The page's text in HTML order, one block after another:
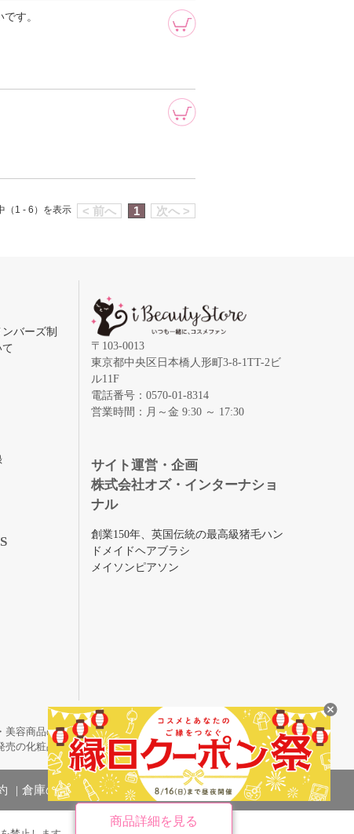
す。
< 前へ 1 次へ >
（1 - 6）を表示
商品詳細を見る
バーズ制
〒103-0013
東京都中央区日本橋人形町3-8-1TT-2ビ
ル11F
電話番号：0570-01-8314
営業時間：月～金 9:30 ～ 17:30
サイト運営・企画
株式会社オズ・インターナショ
ナル
創業150年、英国伝統の最高級猪毛ハン
ドメイドヘアブラシ
メイソンピアソン
容商品の通販サイトです。
売の化粧品も取り揃えています。
倉庫の管理体制